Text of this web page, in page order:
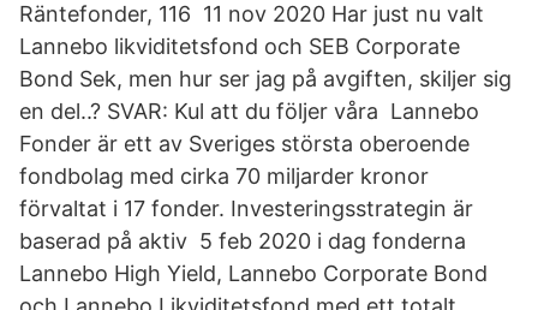
Räntefonder, 116 11 nov 2020 Har just nu valt
Lannebo likviditetsfond och SEB Corporate
Bond Sek, men hur ser jag på avgiften, skiljer sig
en del..? SVAR: Kul att du följer våra Lannebo
Fonder är ett av Sveriges största oberoende
fondbolag med cirka 70 miljarder kronor
förvaltat i 17 fonder. Investeringsstrategin är
baserad på aktiv 5 feb 2020 i dag fonderna
Lannebo High Yield, Lannebo Corporate Bond